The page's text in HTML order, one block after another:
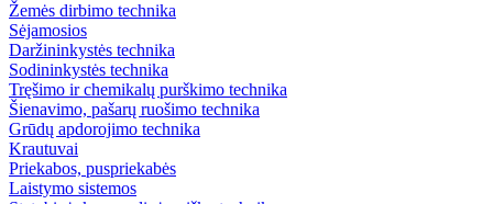
Žemės dirbimo technika
Sėjamosios
Daržininkystės technika
Sodininkystės technika
Tręšimo ir chemikalų purškimo technika
Šienavimo, pašarų ruošimo technika
Grūdų apdorojimo technika
Krautuvai
Priekabos, puspriekabės
Laistymo sistemos